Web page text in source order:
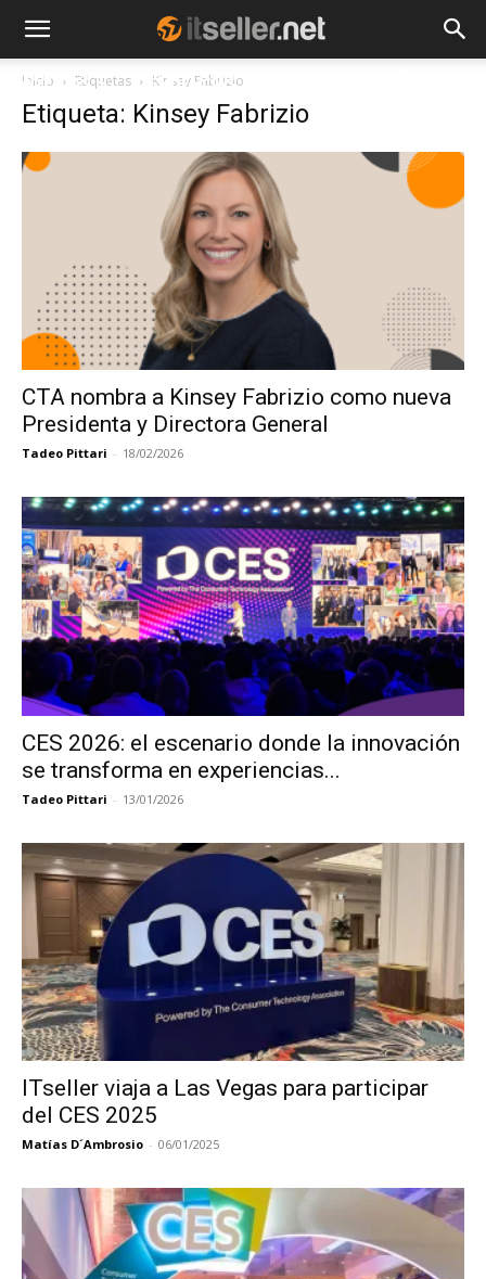
NOTICIAS TENDENCIAS
Inicio Etiquetas Kinsey Fabrizio
Etiqueta: Kinsey Fabrizio
CTA nombra a Kinsey Fabrizio como nueva
Presidenta y Directora General
Tadeo Pittari - 18/02/2026
CES 2026: el escenario donde la innovación
se transforma en experiencias...
Tadeo Pittari - 13/01/2026
ITseller viaja a Las Vegas para participar
del CES 2025
Matías D´Ambrosio - 06/01/2025